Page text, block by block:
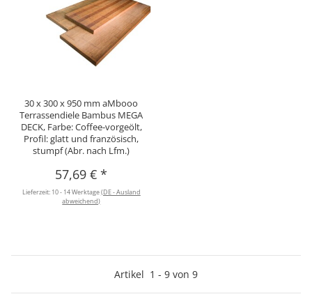
30 x 300 x 950 mm aMbooo
Terrassendiele Bambus MEGA
DECK, Farbe: Coffee-vorgeölt,
Profil: glatt und französisch,
stumpf (Abr. nach Lfm.)
57,69 €*
Lieferzeit: 10 - 14 Werktage(DE - Ausland
abweichend)
Artikel 1 - 9 von 9